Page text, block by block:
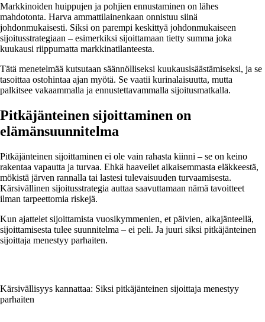
Markkinoiden huippujen ja pohjien ennustaminen on lähes
mahdotonta. Harva ammattilainenkaan onnistuu siinä
johdonmukaisesti. Siksi on parempi keskittyä johdonmukaiseen
sijoitusstrategiaan – esimerkiksi sijoittamaan tietty summa joka
kuukausi riippumatta markkinatilanteesta.
Tätä menetelmää kutsutaan säännölliseksi kuukausisäästämiseksi, ja se
tasoittaa ostohintaa ajan myötä. Se vaatii kurinalaisuutta, mutta
palkitsee vakaammalla ja ennustettavammalla sijoitusmatkalla.
Pitkäjänteinen sijoittaminen on
elämänsuunnitelma
Pitkäjänteinen sijoittaminen ei ole vain rahasta kiinni – se on keino
rakentaa vapautta ja turvaa. Ehkä haaveilet aikaisemmasta eläkkeestä,
mökistä järven rannalla tai lastesi tulevaisuuden turvaamisesta.
Kärsivällinen sijoitusstrategia auttaa saavuttamaan nämä tavoitteet
ilman tarpeettomia riskejä.
Kun ajattelet sijoittamista vuosikymmenien, et päivien, aikajänteellä,
sijoittamisesta tulee suunnitelma – ei peli. Ja juuri siksi pitkäjänteinen
sijoittaja menestyy parhaiten.
Kärsivällisyys kannattaa: Siksi pitkäjänteinen sijoittaja menestyy
parhaiten